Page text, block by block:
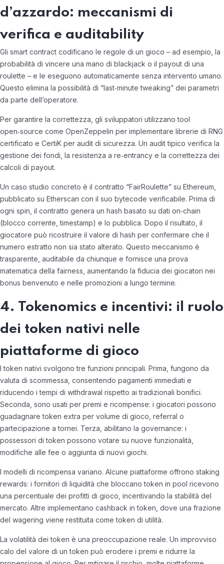
d’azzardo: meccanismi di
verifica e auditability
Gli smart contract codificano le regole di un gioco – ad esempio, la
probabilità di vincere una mano di blackjack o il payout di una
roulette – e le eseguono automaticamente senza intervento umano.
Questo elimina la possibilità di “last‑minute tweaking” dei parametri
da parte dell’operatore.
Per garantire la correttezza, gli sviluppatori utilizzano tool
open‑source come OpenZeppelin per implementare librerie di RNG
certificato e CertiK per audit di sicurezza. Un audit tipico verifica la
gestione dei fondi, la resistenza a re‑entrancy e la correttezza dei
calcoli di payout.
Un caso studio concreto è il contratto “FairRoulette” su Ethereum,
pubblicato su Etherscan con il suo bytecode verificabile. Prima di
ogni spin, il contratto genera un hash basato su dati on‑chain
(blocco corrente, timestamp) e lo pubblica. Dopo il risultato, il
giocatore può ricostruire il valore di hash per confermare che il
numero estratto non sia stato alterato. Questo meccanismo è
trasparente, auditabile da chiunque e fornisce una prova
matematica della fairness, aumentando la fiducia dei giocatori nei
bonus benvenuto e nelle promozioni a lungo termine.
4. Tokenomics e incentivi: il ruolo
dei token nativi nelle
piattaforme di gioco
I token nativi svolgono tre funzioni principali. Prima, fungono da
valuta di scommessa, consentendo pagamenti immediati e
riducendo i tempi di withdrawal rispetto ai tradizionali bonifici.
Seconda, sono usati per premi e ricompense: i giocatori possono
guadagnare token extra per volume di gioco, referral o
partecipazione a tornei. Terza, abilitano la governance: i
possessori di token possono votare su nuove funzionalità,
modifiche alle fee o aggiunta di nuovi giochi.
I modelli di ricompensa variano. Alcune piattaforme offrono staking
rewards: i fornitori di liquidità che bloccano token in pool ricevono
una percentuale dei profitti di gioco, incentivando la stabilità del
mercato. Altre implementano cashback in token, dove una frazione
del wagering viene restituita come token di utilità.
La volatilità dei token è una preoccupazione reale. Un improvviso
calo del valore di un token può erodere i premi e ridurre la